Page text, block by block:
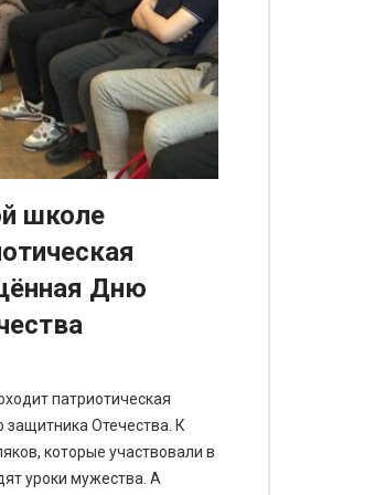
школе
Дню
патриотическая
Отечества. К
которые участвовали в
уроки мужества. А